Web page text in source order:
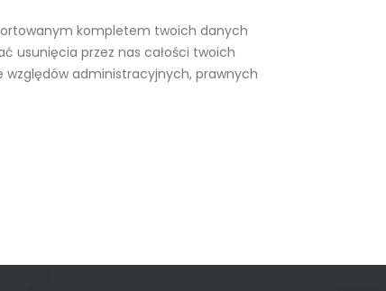
kompletem twoich danych
usunięcia przez nas całości twoich
administracyjnych, prawnych